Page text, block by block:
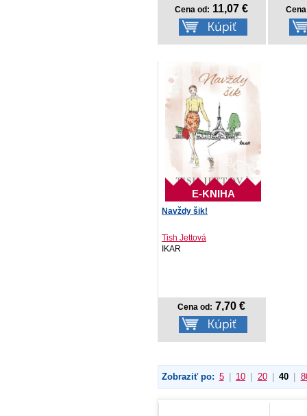
Cena od: 11,07 €
E-KNIHA
Navždy šik!
Tish Jettová
IKAR
Cena od: 7,70 €
Zobraziť po: 5 | 10 | 20 | 40 |